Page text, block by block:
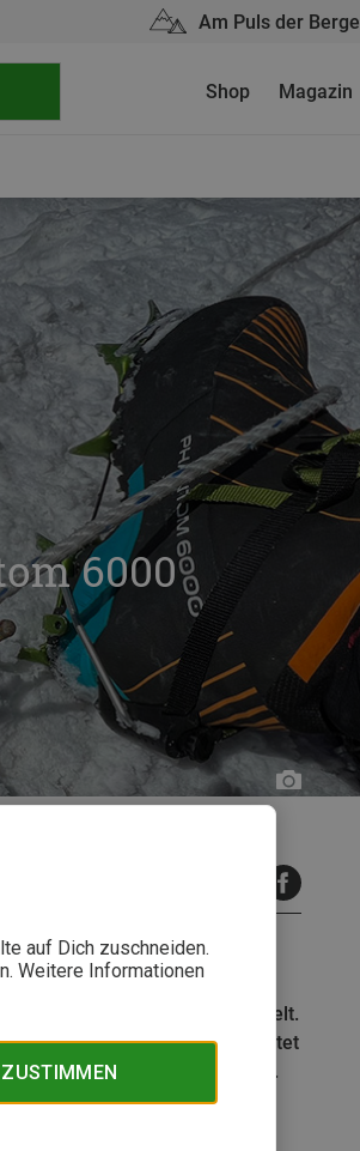
auf Dich zuschneiden.
Weitere Informationen
Am Puls der Berge
Shop Magazin
6000
Oliver
Lair
bzw. auf die 6000er dieser Welt.
jetzt noch leichter und bietet
hat den Schuh ausprobiert.